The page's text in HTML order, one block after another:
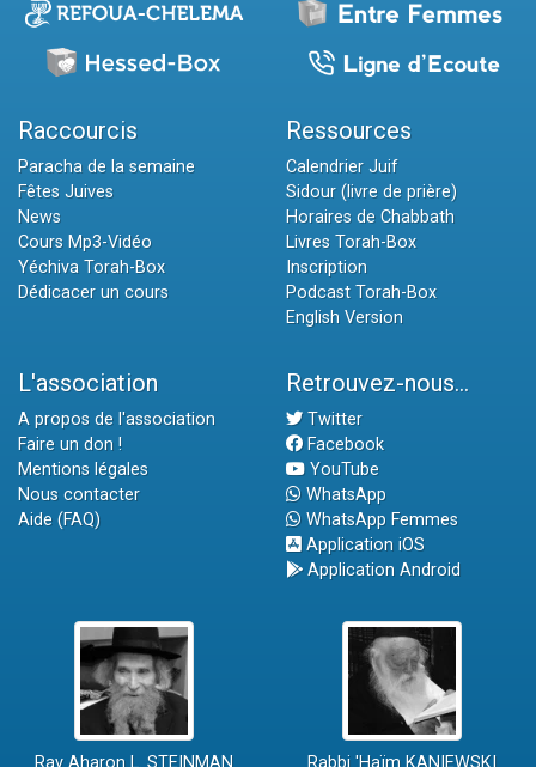
Raccourcis
Paracha de la semaine
Fêtes Juives
News
Cours Mp3-Vidéo
Yéchiva Torah-Box
Dédicacer un cours
Ressources
Calendrier Juif
Sidour (livre de prière)
Horaires de Chabbath
Livres Torah-Box
Inscription
Podcast Torah-Box
English Version
L'association
A propos de l'association
Faire un don !
Mentions légales
Nous contacter
Aide (FAQ)
Retrouvez-nous...
Twitter
Facebook
YouTube
WhatsApp
WhatsApp Femmes
Application iOS
Application Android